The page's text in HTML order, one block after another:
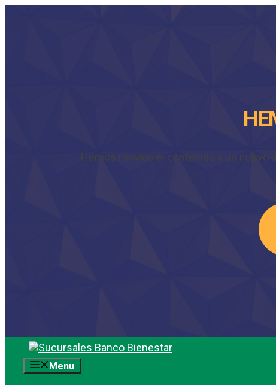
Hemos movido el contenido a un nuevo
Saltar
contenidoMenu